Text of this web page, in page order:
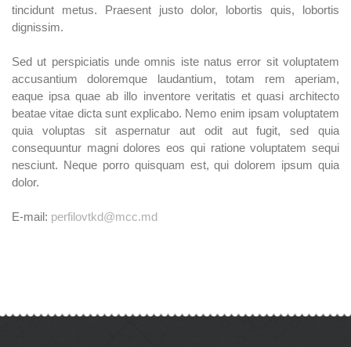
tincidunt metus. Praesent justo dolor, lobortis quis, lobortis
dignissim.
Sed ut perspiciatis unde omnis iste natus error sit voluptatem
accusantium doloremque laudantium, totam rem aperiam,
eaque ipsa quae ab illo inventore veritatis et quasi architecto
beatae vitae dicta sunt explicabo. Nemo enim ipsam voluptatem
quia voluptas sit aspernatur aut odit aut fugit, sed quia
consequuntur magni dolores eos qui ratione voluptatem sequi
nesciunt. Neque porro quisquam est, qui dolorem ipsum quia
dolor.
E-mail: perfilovtkd@mcc.md